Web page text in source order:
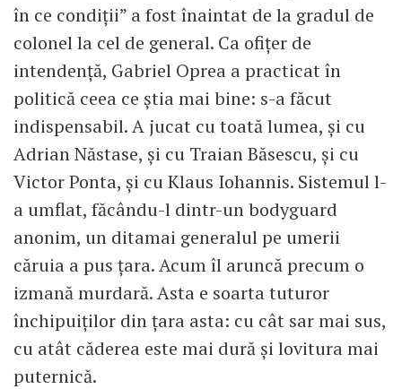
în ce condiții” a fost înaintat de la gradul de
colonel la cel de general. Ca ofițer de
intendență, Gabriel Oprea a practicat în
politică ceea ce știa mai bine: s-a făcut
indispensabil. A jucat cu toată lumea, și cu
Adrian Năstase, și cu Traian Băsescu, și cu
Victor Ponta, și cu Klaus Iohannis. Sistemul l-
a umflat, făcându-l dintr-un bodyguard
anonim, un ditamai generalul pe umerii
căruia a pus țara. Acum îl aruncă precum o
izmană murdară. Asta e soarta tuturor
închipuiților din țara asta: cu cât sar mai sus,
cu atât căderea este mai dură și lovitura mai
puternică.